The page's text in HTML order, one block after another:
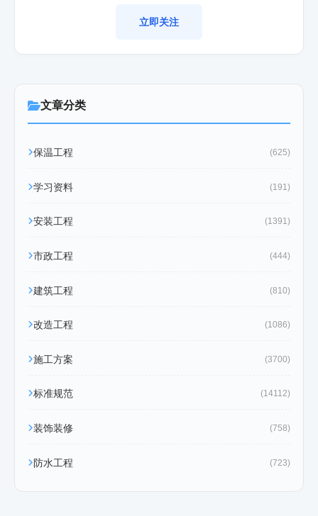
立即关注
文章分类
保温工程 (625)
学习资料 (191)
安装工程 (1391)
市政工程 (444)
建筑工程 (810)
改造工程 (1086)
施工方案 (3700)
标准规范 (14112)
装饰装修 (758)
防水工程 (723)